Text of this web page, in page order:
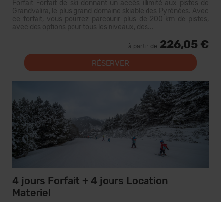
Forfait Forfait de ski donnant un accès illimité aux pistes de
Grandvalira, le plus grand domaine skiable des Pyrénées. Avec
ce forfait, vous pourrez parcourir plus de 200 km de pistes,
avec des options pour tous les niveaux, des...
à partir de 226,05 €
RÉSERVER
4 jours Forfait + 4 jours Location
Materiel